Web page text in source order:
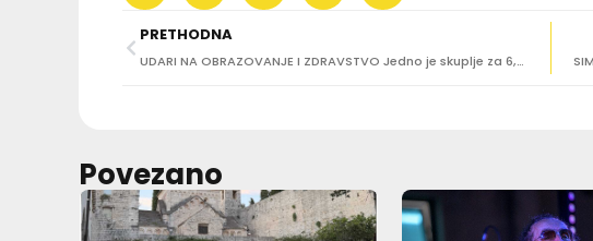
PRETHODNA
UDARI NA OBRAZOVANJE I ZDRAVSTVO Jedno je skuplje za 6,1 posto, a drugo za 5,1 posto
Povezano